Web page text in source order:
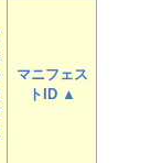
マニフェス
トID ▲